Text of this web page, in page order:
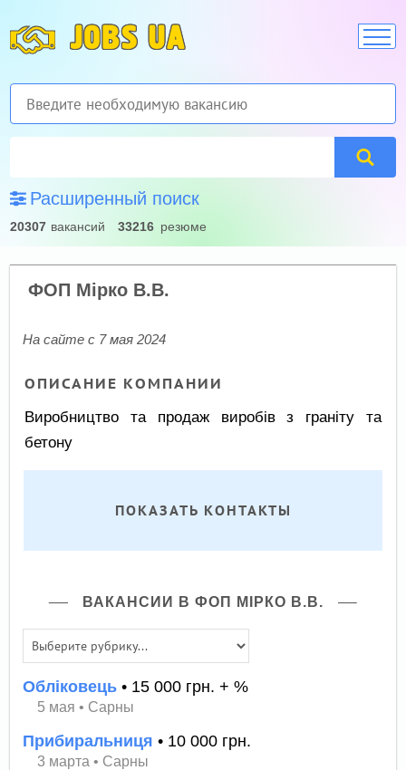
JOBS UA
Расширенный поиск
20307 вакансий 33216 резюме
ФОП Мірко В.В.
На сайте с 7 мая 2024
ОПИСАНИЕ КОМПАНИИ
Виробництво та продаж виробів з граніту та
бетону
ПОКАЗАТЬ КОНТАКТЫ
ВАКАНСИИ В ФОП МІРКО В.В.
Обліковець • 15 000 грн. + %
5 мая • Сарны
Прибиральниця • 10 000 грн.
3 марта • Сарны